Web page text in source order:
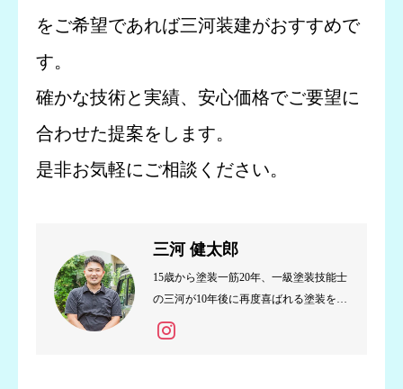
をご希望であれば三河装建がおすすめで
す。
確かな技術と実績、安心価格でご要望に
合わせた提案をします。
是非お気軽にご相談ください。
三河 健太郎
15歳から塗装一筋20年、一級塗装技能士
の三河が10年後に再度喜ばれる塗装を目
指し真心込めて施工しております。